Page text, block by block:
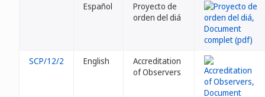
Español
Proyecto de
orden del diá
SCP/12/2 English
Accreditation
of Observers